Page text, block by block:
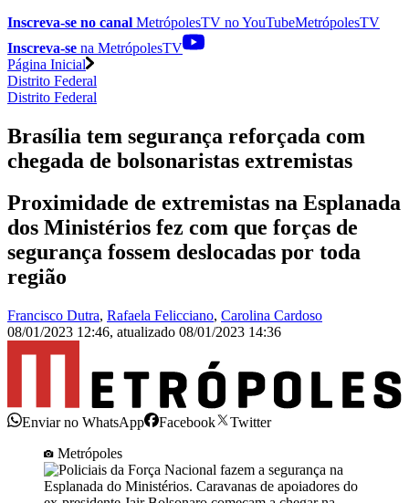
Inscreva-se no canal MetrópolesTV noYouTubeMetrópolesTV
Inscreva-se na MetrópolesTV
Página Inicial
Distrito Federal
Distrito Federal
Brasília tem segurança reforçada com
chegada de bolsonaristas extremistas
Proximidade de extremistas na Esplanada
dos Ministérios fez com que forças de
segurança fossem deslocadas por toda
região
Francisco Dutra, Rafaela Felicciano, Carolina Cardoso
08/01/2023 12:46, atualizado 08/01/2023 14:36
Enviar no WhatsApp Facebook
Twitter
Metrópoles